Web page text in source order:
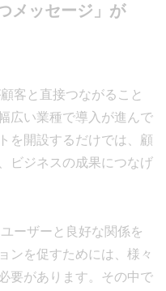
メッセージ」が
客と直接つながること
広い業種で導入が進んで
を開設するだけでは、顧
ビジネスの成果につなげ
ーザーと良好な関係を
ンを促すためには、様々
要があります。その中で